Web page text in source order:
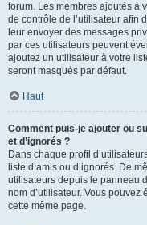
forum. Les membres ajoutés à
de contrôle de l’utilisateur afin
leur envoyer des messages
par ces utilisateurs peuvent
ajoutez un utilisateur à votre
seront masqués par défaut.
Haut
Comment puis-je ajouter ou
et d’ignorés ?
Dans chaque profil
liste d’amis ou d’ignorés. De
utilisateurs depuis le panneau
nom d’utilisateur. Vous
cette même page.